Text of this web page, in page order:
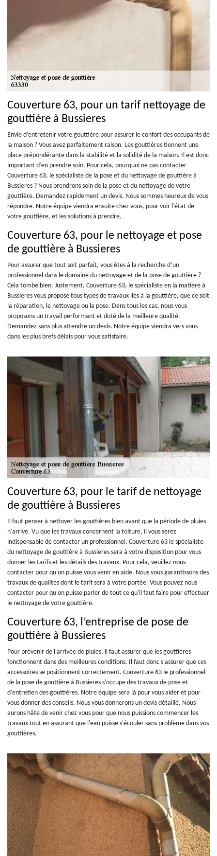
Couverture 63, pour un tarif nettoyage de
gouttière à Bussieres
Envie d’entretenir votre gouttière pour assurer le confort des occupants de
la maison ? Vous avez parfaitement raison. Les gouttières tiennent une
place prépondérante dans la stabilité et la solidité de la maison. Il est donc
important d’en prendre soin. Pour cela, pourquoi ne pas contacter
Couverture 63, le spécialiste de la pose et du nettoyage de gouttière à
Bussieres ? Nous prendrons soin de la pose et du nettoyage de votre
gouttière. Demandez rapidement un devis. Nous sommes heureux de vous
répondre. Notre équipe viendra ensuite chez vous, pour voir l’état de
votre gouttière, et les solutions à prendre.
Couverture 63, pour le nettoyage et pose
de gouttière à Bussieres
Pour assurer que tout soit parfait, vous êtes à la recherche d’un
professionnel dans le domaine du nettoyage et de la pose de gouttière ?
Cela tombe bien. Justement, Couverture 63, le spécialiste en la matière à
Bussieres vous propose tous types de travaux liés à la gouttière, que ce soit
la réparation, le nettoyage ou la pose. Dans tous les cas, nous vous
proposons un travail performant et doté de la meilleure qualité.
Demandez sans plus attendre un devis. Notre équipe viendra vers vous
dans les plus brefs délais pour vous satisfaire.
Couverture 63, pour le tarif de nettoyage
de gouttière à Bussieres
Il faut penser à nettoyer les gouttières bien avant que la période de pluies
n'arrive. Vu que les travaux concernent la toiture, il vous serez
indispensable de contacter un professionnel. Couverture 63 le spécialiste
du nettoyage de gouttière à Bussieres sera à votre disposition pour vous
donner les tarifs et les détails des travaux. Pour cela, veuillez nous
contacter pour qu'on puisse vous venir en aide. Nous vous garantissons des
travaux de qualités dont le tarif sera à votre portée. Vous pouvez nous
contacter pour qu'on puisse parler de tout ce qu'il faut faire pour effectuer
le nettoyage de votre gouttière.
Couverture 63, l’entreprise de pose de
gouttière à Bussieres
Pour prévenir de l'arrivée de pluies, il faut assurer que les gouttières
fonctionnent dans des meilleures conditions. Il faut donc s'assurer que ces
accessoires se positionnent correctement. Couverture 63 le professionnel
de la pose de gouttière à Bussieres s'occupe des travaux de pose et
d'entretien des gouttières. Notre équipe sera là pour vous aider et pour
vous donner des conseils. Nous vous donnerons un devis détaillé. Nous
aurons hâte de venir chez vous pour que nous puissions commencer les
travaux tout en assurant que l'eau puisse s'écouler sans problème dans vos
gouttières.